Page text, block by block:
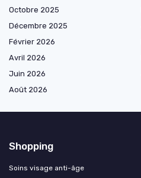
Octobre 2025
Décembre 2025
Février 2026
Avril 2026
Juin 2026
Août 2026
Shopping
Soins visage anti-âge